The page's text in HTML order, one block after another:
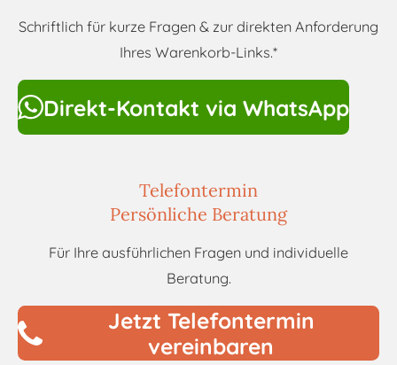
Schriftlich für kurze Fragen & zur direkten Anforderung
Ihres Warenkorb-Links.*
Direkt-Kontakt via WhatsApp
Telefontermin
Persönliche Beratung
Für Ihre ausführlichen Fragen und individuelle
Beratung.
Jetzt Telefontermin
vereinbaren